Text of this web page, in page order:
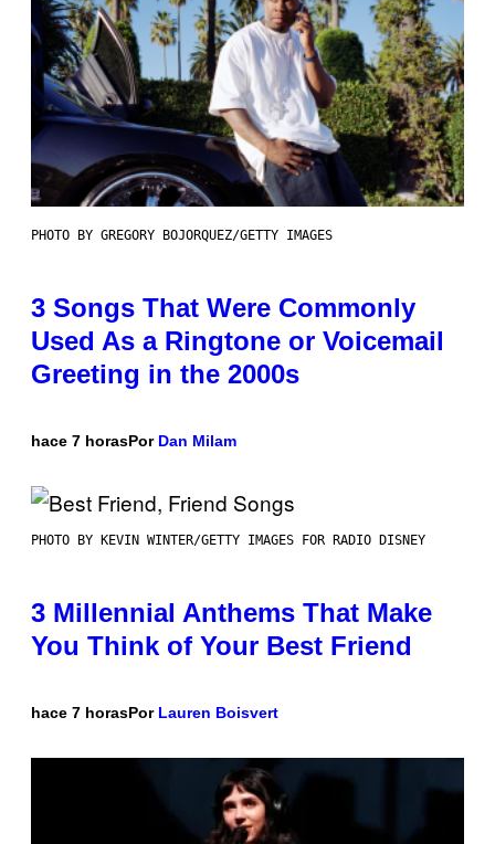
PHOTO BY GREGORY BOJORQUEZ/GETTY IMAGES
3 Songs That Were Commonly
Used As a Ringtone or Voicemail
Greeting in the 2000s
hace 7 horasPor Dan Milam
PHOTO BY KEVIN WINTER/GETTY IMAGES FOR RADIO DISNEY
3 Millennial Anthems That Make
You Think of Your Best Friend
hace 7 horasPor Lauren Boisvert